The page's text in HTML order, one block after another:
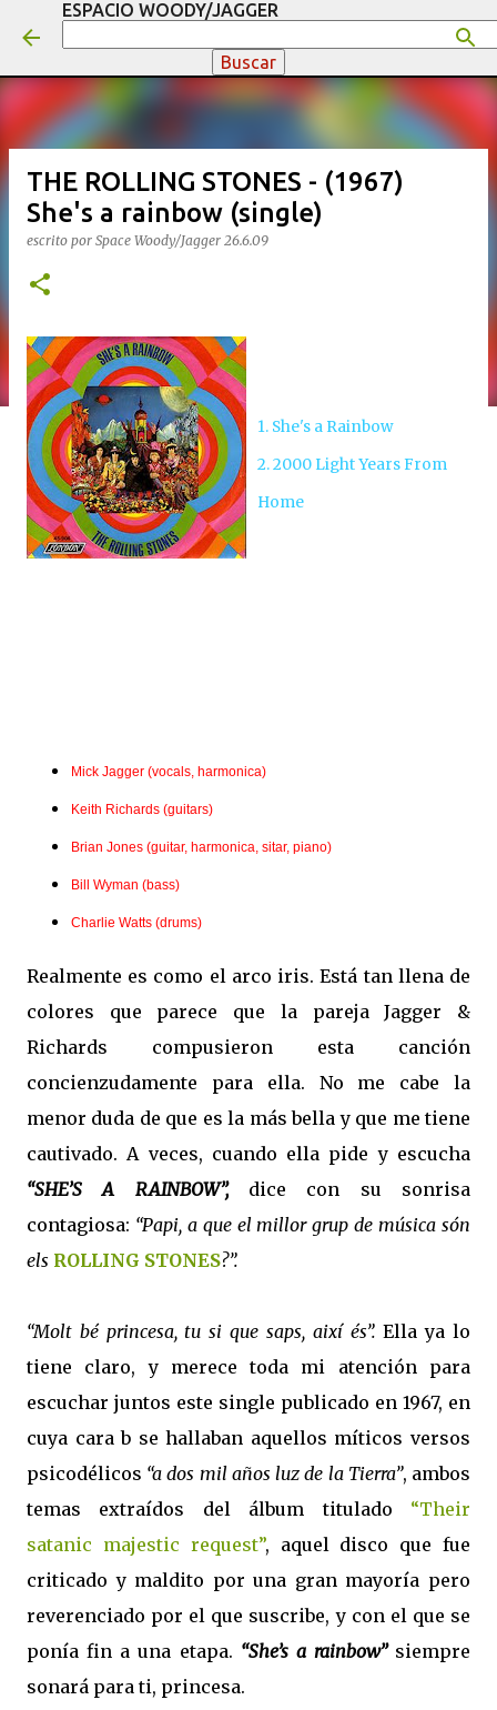
Ir al contenido principal
ESPACIO WOODY/JAGGER
THE ROLLING STONES - (1967)
She's a rainbow (single)
escrito por Space Woody/Jagger 26.6.09
1. She's a Rainbow
2. 2000 Light Years From
Home
Mick Jagger (vocals, harmonica)
Keith Richards (guitars)
Brian Jones (guitar, harmonica, sitar, piano)
Bill Wyman (bass)
Charlie Watts (drums)
Realmente es como el arco iris. Está tan llena de
colores que parece que la pareja Jagger &
Richards compusieron esta canción
concienzudamente para ella. No me cabe la
menor duda de que es la más bella y que me tiene
cautivado. A veces, cuando ella pide y escucha
“SHE’S A RAINBOW”,dice con su sonrisa
contagiosa: “Papi, a que el millor grup de música són
els ROLLING STONES?”.
“Molt bé princesa, tu si que saps, així és”. Ella ya lo
tiene claro, y merece toda mi atención para
escuchar juntos este single publicado en 1967, en
cuya cara b se hallaban aquellos míticos versos
psicodélicos “a dos mil años luz de la Tierra”, ambos
temas extraídos del álbum titulado “Their
satanic majestic request”, aquel disco que fue
criticado y maldito por una gran mayoría pero
reverenciado por el que suscribe, y con el que se
ponía fin a una etapa. “She’s a rainbow”siempre
sonará para ti, princesa.